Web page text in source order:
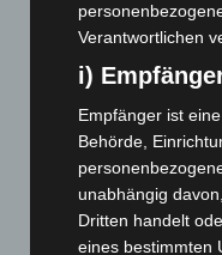
Juni 2025(103)
Mai 2025(112)
April 2025(88)
März 2025(111)
Februar 2025(96)
Januar 2025 (88)
Verantwortlichen
i)
Empfänger ist
Behörde,
unabhängig
Dritten handelt
eines bestimmten